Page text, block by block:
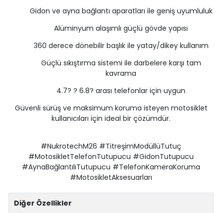
Gidon ve ayna bağlantı aparatları ile geniş uyumluluk
Alüminyum alaşımlı güçlü gövde yapısı
360 derece dönebilir başlık ile yatay/dikey kullanım
Güçlü sıkıştırma sistemi ile darbelere karşı tam
kavrama
4.7? ? 6.8? arası telefonlar için uygun
Güvenli sürüş ve maksimum koruma isteyen motosiklet
kullanıcıları için ideal bir çözümdür.
#NukrotechM26 #TitreşimModüllüTutuç
#MotosikletTelefonTutupucu #GidonTutupucu
#AynaBağlantılıTutupucu #TelefonKameraKoruma
#MotosikletAksesuarları
Diğer Özellikler